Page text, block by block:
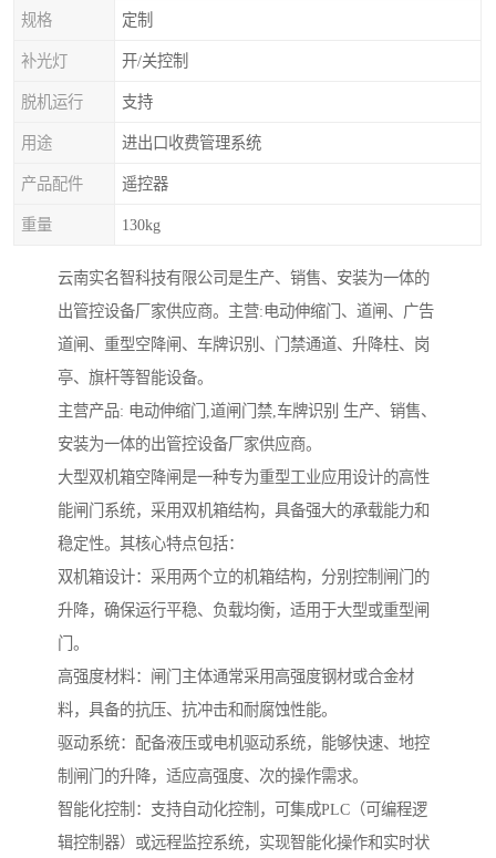
规格 定制
补光灯 开/关控制
脱机运行 支持
用途 进出口收费管理系统
产品配件 遥控器
重量 130kg
云南实名智科技有限公司是生产、销售、安装为一体的
出管控设备厂家供应商。主营:电动伸缩门、道闸、广告
道闸、重型空降闸、车牌识别、门禁通道、升降柱、岗
亭、旗杆等智能设备。
主营产品: 电动伸缩门,道闸门禁,车牌识别 生产、销售、
安装为一体的出管控设备厂家供应商。
大型双机箱空降闸是一种专为重型工业应用设计的高性
能闸门系统，采用双机箱结构，具备强大的承载能力和
稳定性。其核心特点包括：
双机箱设计：采用两个立的机箱结构，分别控制闸门的
升降，确保运行平稳、负载均衡，适用于大型或重型闸
门。
高强度材料：闸门主体通常采用高强度钢材或合金材
料，具备的抗压、抗冲击和耐腐蚀性能。
驱动系统：配备液压或电机驱动系统，能够快速、地控
制闸门的升降，适应高强度、次的操作需求。
智能化控制：支持自动化控制，可集成PLC（可编程逻
辑控制器）或远程监控系统，实现智能化操作和实时状